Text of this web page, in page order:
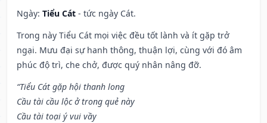
Ngày: Tiểu Cát - tức ngày Cát.
Trong này Tiểu Cát mọi việc đều tốt lành và ít gặp trở
ngại. Mưu đại sự hanh thông, thuận lợi, cùng với đó âm
phúc độ trì, che chở, được quý nhân nâng đỡ.
“Tiểu Cát gặp hội thanh long
Cầu tài cầu lộc ở trong quẻ này
Cầu tài toại ý vui vầy